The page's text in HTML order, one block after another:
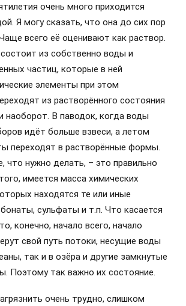
очень много приходится
Я могу сказать, что она до сих пор
всего её оценивают как раствор.
из собственно воды и
частиц, которые в ней
элементы при этом
из растворённого состояния
наоборот. В паводок, когда воды
идёт больше взвеси, а летом
переходят в растворённые формы.
что нужно делать, – это правильно
имеется масса химических
находятся те или иные
сульфаты и т.п. Что касается
конечно, начало всего, начало
свой путь потоки, несущие воды
так и в озёра и другие замкнутые
Поэтому так важно их состояние.
очень трудно, слишком